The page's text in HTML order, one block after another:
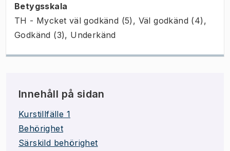
Betygsskala
TH - Mycket väl godkänd (5), Väl godkänd (4),
Godkänd (3), Underkänd
Innehåll på sidan
Kurstillfälle 1
Behörighet
Särskild behörighet